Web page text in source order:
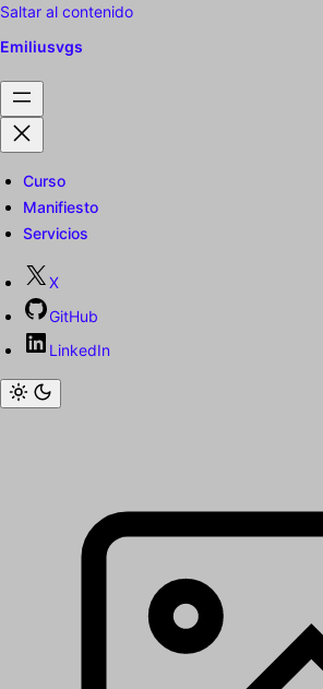
Saltar al contenido
Emiliusvgs
Curso
Manifiesto
Servicios
X
GitHub
LinkedIn